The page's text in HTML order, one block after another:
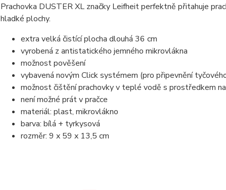
Prachovka DUSTER XL značky Leifheit perfektně přitahuje
hladké plochy.
extra velká čistící plocha dlouhá 36 cm
vyrobená z antistatického jemného mikrovlákna
možnost pověšení
vybavená novým Click systémem (pro připevnění
možnost čištění prachovky v teplé vodě s prostředkem
není možné prát v pračce
materiál: plast, mikrovlákno
barva: bílá + tyrkysová
rozměr: 9 x 59 x 13,5 cm